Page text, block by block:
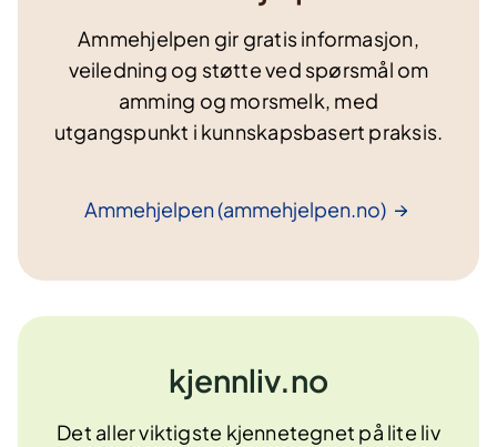
Ammehjelpen gir gratis informasjon,
veiledning og støtte ved spørsmål om
amming og morsmelk, med
utgangspunkt i kunnskapsbasert praksis.
Ammehjelpen(ammehjelpen.no)
kjennliv.no
Det aller viktigste kjennetegnet på lite liv